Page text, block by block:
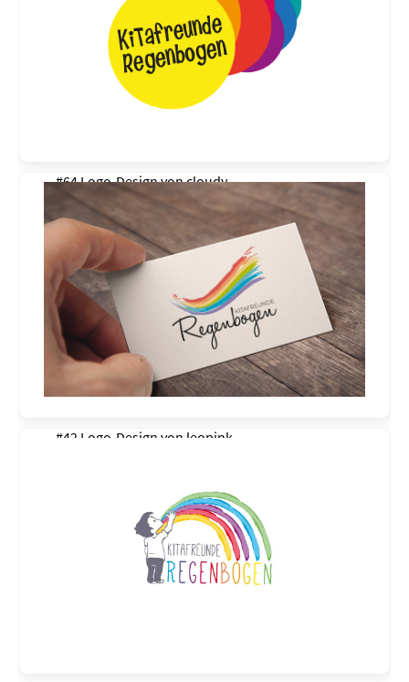
#64 Logo-Design voncloudy
#42 Logo-Design von leopink